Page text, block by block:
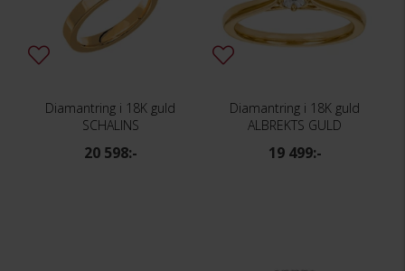
Diamantring i 18K guld
SCHALINS
20 598:-
Diamantring i 18K guld
ALBREKTS GULD
19 499:-